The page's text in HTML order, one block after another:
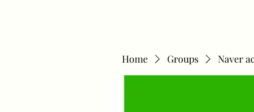
Home Groups Naver